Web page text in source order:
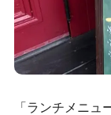
「ランチメニュ